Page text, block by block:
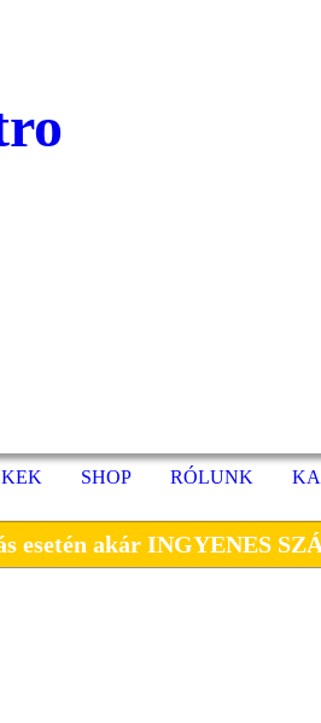
SHOP RÓLUNK
esetén akár INGYENES